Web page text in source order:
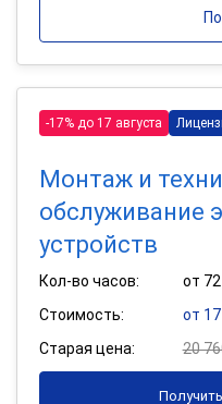
-17% до 17 августа
Монтаж и
обслуживание
устройств
Кол-во часов:
от
Стоимость:
от 17
Старая цена:
20